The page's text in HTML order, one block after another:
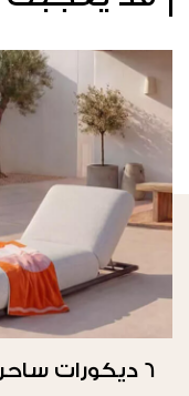
6 ديكورات ساحرة للاسترخاء امام المسبح